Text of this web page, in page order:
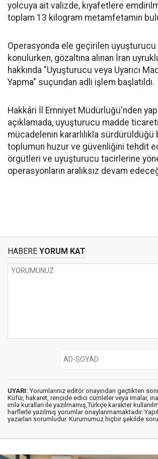
yolcuya ait valizde, kıyafetlere
toplam 13 kilogram metamfetamin
Operasyonda ele geçirilen uyuşturucu
konulurken, gözaltına alınan İran
hakkında "Uyuşturucu veya Uyarıcı
Yapma" suçundan adli işlem başlatıldı.
Hakkâri İl Emniyet Müdürlüğü'nden
açıklamada, uyuşturucu madde
mücadelenin kararlılıkla
toplumun huzur ve güvenliğini tehdit
örgütleri ve uyuşturucu tacirlerine
operasyonların aralıksız devam
HABERE YORUM KAT
UYARI: Yorumlarınız editör onayından geçtikten
Küfür, hakaret, rencide edici cümleler veya imalar,
imla kuralları ile yazılmamış,Türkçe karakter
harflerle yazılmış yorumlar onaylanmamaktadır.
yazarları sorumludur. Kurumumuz hiçbir şekilde